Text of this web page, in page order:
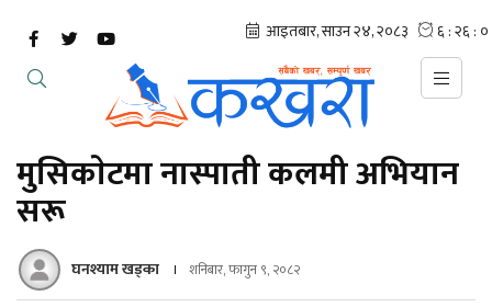
मुसिकाेटमा नास्पाती कलमी अभियान
सरू
घनश्याम खड्का शनिबार, फागुन ९, २०८२